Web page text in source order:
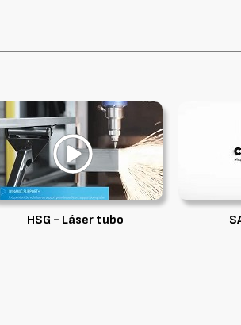
HSG - Láser tubo